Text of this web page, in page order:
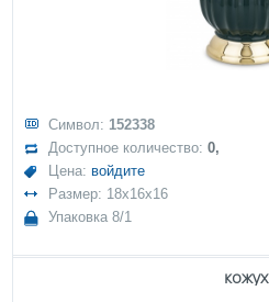
Символ: 152338
Доступное количество:0,
Цена: войдите
Размер: 18x16x16
Упаковка 8/1
кожух